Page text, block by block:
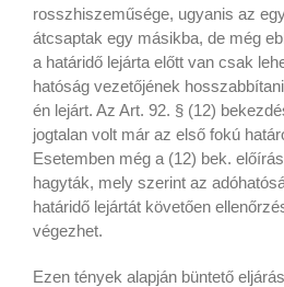
rosszhiszeműsége, ugyanis az
átcsaptak egy másikba, de még
a határidő lejárta előtt van csak
hatóság vezetőjének
én lejárt. Az Art. 92. § (12)
jogtalan volt már az első fokú
Esetemben még a (12) bek.
hagyták, mely szerint az
határidő lejártát követően
végezhet.
Ezen tények alapján büntető